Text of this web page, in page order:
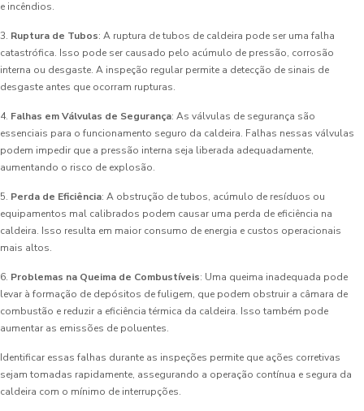
e incêndios.
3. Ruptura de Tubos: A ruptura de tubos de caldeira pode ser uma falha
catastrófica. Isso pode ser causado pelo acúmulo de pressão, corrosão
interna ou desgaste. A inspeção regular permite a detecção de sinais de
desgaste antes que ocorram rupturas.
4. Falhas em Válvulas de Segurança: As válvulas de segurança são
essenciais para o funcionamento seguro da caldeira. Falhas nessas válvulas
podem impedir que a pressão interna seja liberada adequadamente,
aumentando o risco de explosão.
5. Perda de Eficiência: A obstrução de tubos, acúmulo de resíduos ou
equipamentos mal calibrados podem causar uma perda de eficiência na
caldeira. Isso resulta em maior consumo de energia e custos operacionais
mais altos.
6. Problemas na Queima de Combustíveis: Uma queima inadequada pode
levar à formação de depósitos de fuligem, que podem obstruir a câmara de
combustão e reduzir a eficiência térmica da caldeira. Isso também pode
aumentar as emissões de poluentes.
Identificar essas falhas durante as inspeções permite que ações corretivas
sejam tomadas rapidamente, assegurando a operação contínua e segura da
caldeira com o mínimo de interrupções.